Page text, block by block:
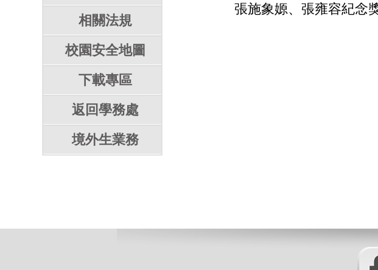
相關法規
校園安全地圖
下載專區
返回學務處
境外生業務
張施象嫄、張雍容紀念